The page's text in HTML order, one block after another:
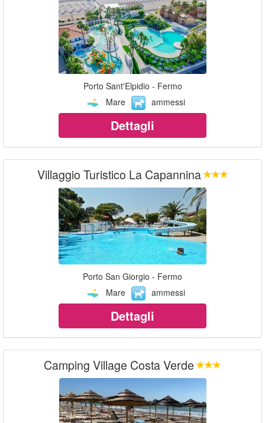
Porto Sant'Elpidio - Fermo
Mare
ammessi
Dettagli
Villaggio Turistico La Capannina
Porto San Giorgio - Fermo
Mare
ammessi
Dettagli
Camping Village Costa Verde